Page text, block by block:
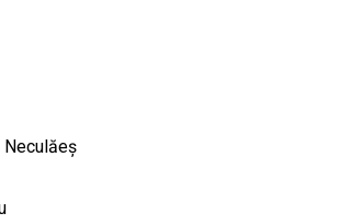
Neculăeș